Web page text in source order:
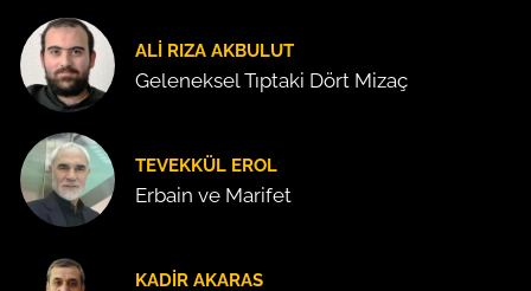
ALI RIZA AKBULUT
Geleneksel Tıptaki Dört Mizaç
TEVEKKÜL EROL
Erbain ve Marifet
KADIR AKARAS